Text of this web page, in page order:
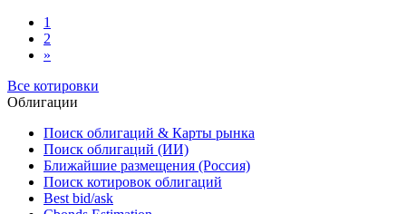
1
2
»
Все котировки
Облигации
Поиск облигаций & Карты рынка
Поиск облигаций (ИИ)
Ближайшие размещения (Россия)
Поиск котировок облигаций
Best bid/ask